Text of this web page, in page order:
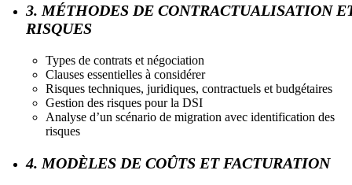
3. MÉTHODES DE CONTRACTUALISATION
RISQUES
Types de contrats et négociation
Clauses essentielles à considérer
Risques techniques, juridiques, contractuels et budgétaires
Gestion des risques pour la DSI
Analyse d’un scénario de migration avec identification des
risques
4. MODÈLES DE COÛTS ET FACTURATION